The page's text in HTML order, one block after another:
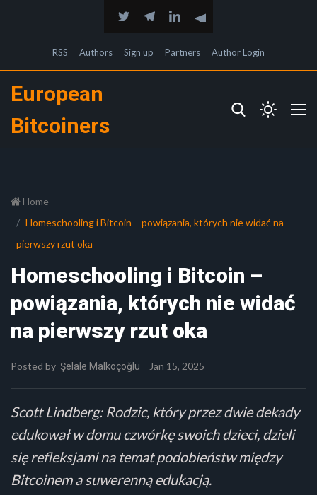
RSS Authors Sign up Partners Author Login
European
Bitcoiners
Home
Homeschooling i Bitcoin – powiązania, których nie widać na
pierwszy rzut oka
Homeschooling i Bitcoin –
powiązania, których nie widać
na pierwszy rzut oka
Posted by Şelale Malkoçoğlu Jan 15, 2025
Scott Lindberg: Rodzic, który przez dwie dekady
edukował w domu czwórkę swoich dzieci, dzieli
się refleksjami na temat podobieństw między
Bitcoinem a suwerenną edukacją.